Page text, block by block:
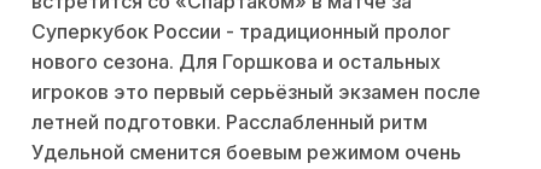
Суперкубок России - традиционный пролог
нового сезона. Для Горшкова и остальных
игроков это первый серьёзный экзамен после
летней подготовки. Расслабленный ритм
Удельной сменится боевым режимом очень